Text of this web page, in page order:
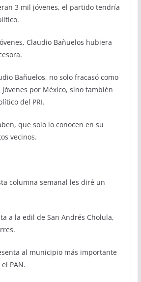
3 mil jóvenes, el partido tendría
Claudio Bañuelos hubiera
Bañuelos, no solo fracasó como
por México, sino también
del PRI.
que solo lo conocen en su
vecinos.
columna semanal les diré un
a la edil de San Andrés Cholula,
al municipio más importante
PAN.